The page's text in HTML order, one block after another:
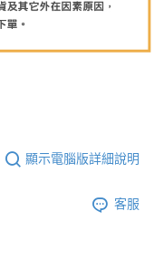
顯示電腦版詳細說明
客服